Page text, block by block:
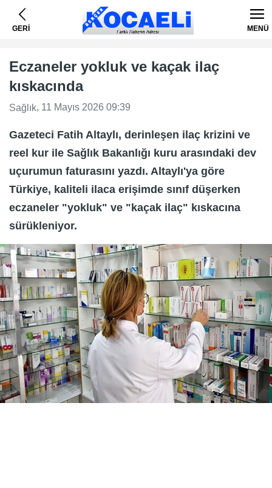
GERİ MENÜ
Eczaneler yokluk ve kaçak ilaç
kıskacında
Sağlık, 11 Mayıs 2026 09:39
Gazeteci Fatih Altaylı, derinleşen ilaç krizini ve
reel kur ile Sağlık Bakanlığı kuru arasındaki dev
uçurumun faturasını yazdı. Altaylı'ya göre
Türkiye, kaliteli ilaca erişimde sınıf düşerken
eczaneler "yokluk" ve "kaçak ilaç" kıskacına
sürükleniyor.